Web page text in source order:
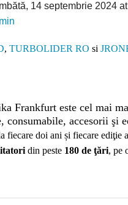
14 septembrie 2024
, TURBOLIDER RO si
Frankfurt este cel mai
consumabile, accesorii şi
fiecare doi ani și fiecare ediţie
din peste 180 de ţări, pe